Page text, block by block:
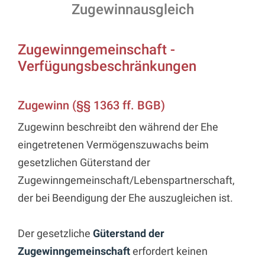
Zugewinnausgleich
Zugewinngemeinschaft -
Verfügungsbeschränkungen
Zugewinn (§§ 1363 ff. BGB)
Zugewinn beschreibt den während der Ehe
eingetretenen Vermögenszuwachs beim
gesetzlichen Güterstand der
Zugewinngemeinschaft/Lebenspartnerschaft,
der bei Beendigung der Ehe auszugleichen ist.
Der gesetzliche Güterstand der
Zugewinngemeinschafterfordert keinen